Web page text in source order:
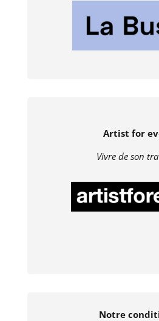
Artist for
Vivre de son
Notre